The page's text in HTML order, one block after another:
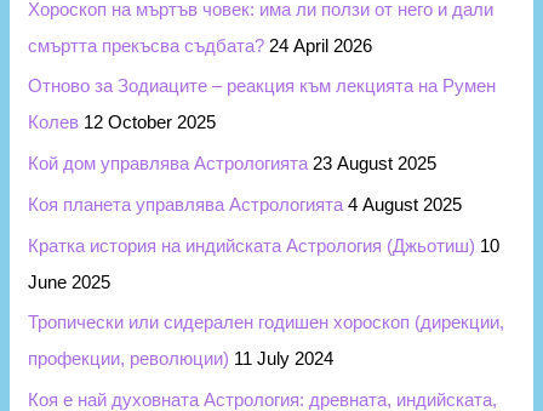
o
r
:
Хороскоп на мъртъв човек: има ли ползи от него и дали
смъртта прекъсва съдбата? 24 April 2026
Отново за Зодиаците – реакция към лекцията на Румен
Колев 12 October 2025
Кой дом управлява Астрологията 23 August 2025
Коя планета управлява Астрологията 4 August 2025
Кратка история на индийската Астрология (Джьотиш) 10
June 2025
Тропически или сидерален годишен хороскоп (дирекции,
профекции, революции) 11 July 2024
Коя е най духовната Астрология: древната, индийската,